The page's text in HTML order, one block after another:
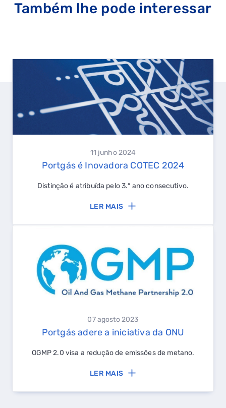
Também lhe pode interessar
11 junho 2024
Portgás é Inovadora COTEC 2024
Distinção é atribuída pelo 3.º ano consecutivo.
LER MAIS
07 agosto 2023
Portgás adere a iniciativa da ONU
OGMP 2.0 visa a redução de emissões de metano.
LER MAIS